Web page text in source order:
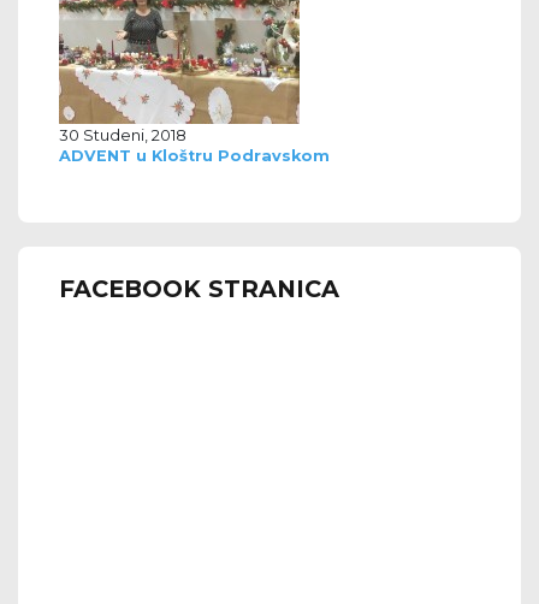
30 Studeni, 2018
ADVENT u Kloštru Podravskom
FACEBOOK STRANICA